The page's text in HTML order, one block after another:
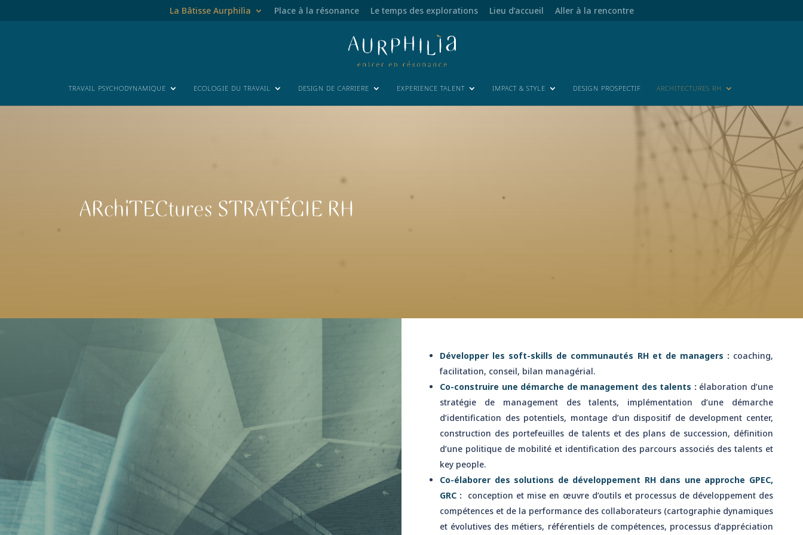
La Bâtisse Aurphilìa Place à la résonance Le temps des explorations Lieu d’accueil Aller à la rencontre
TRAVAIL PSYCHODYNAMIQUE ECOLOGIE DU TRAVAIL DESIGN DE CARRIERE EXPERIENCE TALENT IMPACT & STYLE DESIGN PROSPECTIF ARCHITECTURES RH
ARchiTECtures STRATÉGIE RH
Développer les soft-skills de communautés RH et de managers : coaching,
facilitation, conseil, bilan managérial.
Co-construire une démarche de management des talents : élaboration d’une
stratégie de management des talents, implémentation d’une démarche
d’identification des potentiels, montage d’un dispositif de development center,
construction des portefeuilles de talents et des plans de succession, définition
d’une politique de mobilité et identification des parcours associés des talents et
key people.
Co-élaborer des solutions de développement RH dans une approche GPEC,
GRC : conception et mise en œuvre d’outils et processus de développement des
compétences et de la performance des collaborateurs (cartographie dynamiques
et évolutives des métiers, référentiels de compétences, processus d’appréciation